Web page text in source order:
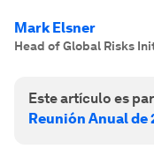
Mark Elsner
Head of Global Risks
Este artículo es
Reunión Anual de